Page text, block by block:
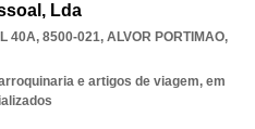
Lda
40A, 8500-021, ALVOR PORTIMAO,
e artigos de viagem, em